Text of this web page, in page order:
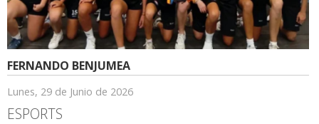
FERNANDO BENJUMEA
Lunes, 29 de Junio de 2026
ESPORTS